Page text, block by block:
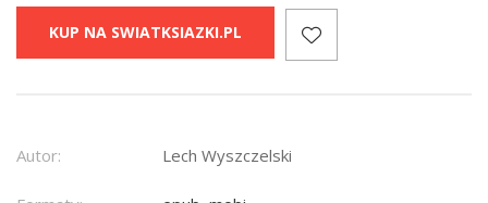
KUP NA SWIATKSIAZKI.PL
Autor: Lech Wyszczelski